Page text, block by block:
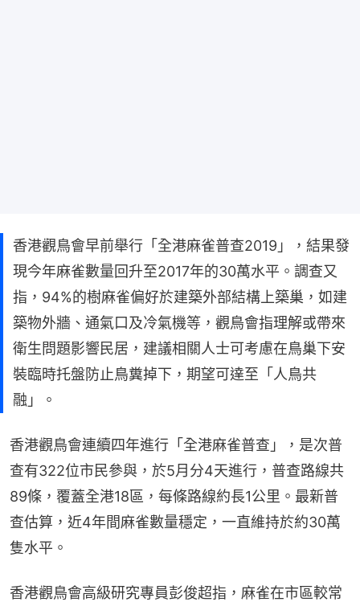
香港觀鳥會早前舉行「全港麻雀普查2019」，結果發
現今年麻雀數量回升至2017年的30萬水平。調查又
指，94%的樹麻雀偏好於建築外部結構上築巢，如建
築物外牆、通氣口及冷氣機等，觀鳥會指理解或帶來
衛生問題影響民居，建議相關人士可考慮在鳥巢下安
裝臨時托盤防止鳥糞掉下，期望可達至「人鳥共
融」。
香港觀鳥會連續四年進行「全港麻雀普查」，是次普
查有322位市民參與，於5月分4天進行，普查路線共
89條，覆蓋全港18區，每條路線約長1公里。最新普
查估算，近4年間麻雀數量穩定，一直維持於約30萬
隻水平。
香港觀鳥會高級研究專員彭俊超指，麻雀在市區較常